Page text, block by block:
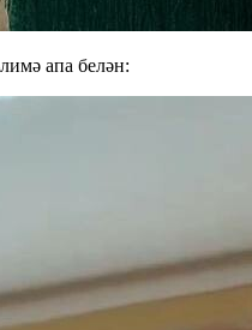
апа белән: